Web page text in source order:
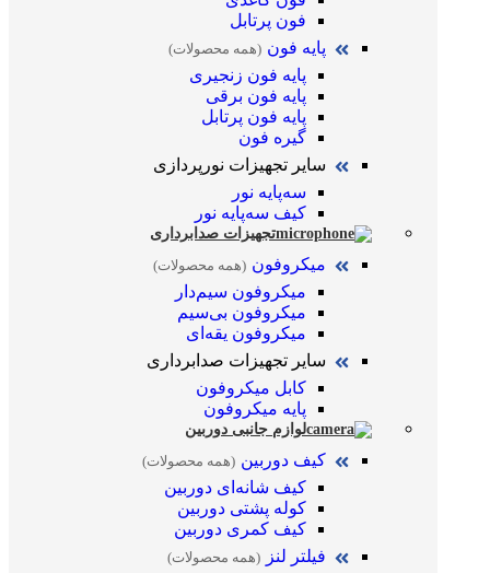
فون پرتابل
پایه فون (همه محصولات)
پایه فون زنجیری
پایه فون برقی
پایه فون پرتابل
گیره فون
سایر تجهیزات نورپردازی
سه‌پایه نور
کیف سه‌پایه نور
تجهیزات صدابرداری
میکروفون (همه محصولات)
میکروفون سیم‌دار
میکروفون بی‌سیم
میکروفون یقه‌ای
سایر تجهیزات صدابرداری
کابل میکروفون
پایه میکروفون
لوازم جانبی دوربین
کیف دوربین (همه محصولات)
کیف شانه‌ای دوربین
کوله پشتی دوربین
کیف کمری دوربین
فیلتر لنز
(همه محصولات)